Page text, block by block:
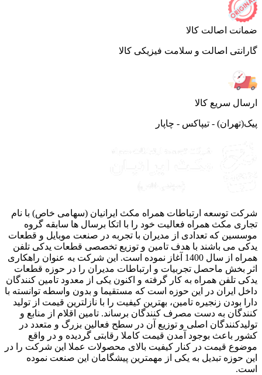
اصالت کالا
اصالت و سلامت فیزیکی کالا
سریع کالا
- تیپاکس - چاپار
توسعه ارتباطات همراه مکث ایرانیان (سهامی خاص) با نام
مکث همراه فعالیت خود را با اتکا برسال ها سابقه گروه
که تعدادی از مدیران با تجربه در صنعت موبایل و قطعات
می باشند با هدف تامین و توزیع تخصصی قطعات یدکی تلفن
همراه از سال 1400 آغاز نموده است. این شرکت به عنوان راهکاری
بخش ماحصل تجربیات و ارتباطات مدیران را در حوزه قطعات
تلفن همراه به کار گرفته و اکنون یکی از معدود تامین کنندگان
ایران در این حوزه است که مستقیما و بدون واسطه توانسته با
بودن زنجیره تامین، بهترین کیفیت را با نازلترین قیمت از تولید
به دست مصرف کنندگان برساند. تامین اقلام از منابع و
اصلی و توزیع آن در سطح فعالین بزرگ و متعدد در
باعث بوجود آمدن قیمت کاملا رقابتی گردیده و در واقع
قیمت در کنار کیفیت بالای محصولات عملا این شرکت را در
حوزه تبدیل به یکی از مهمترین پیشگامان این صنعت نموده